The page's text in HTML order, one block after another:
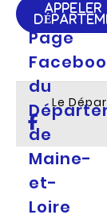
APPELER
Le
Page
du
de
Maine-
et-
Loire